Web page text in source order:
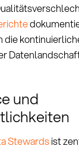
die
und
Stewardsist